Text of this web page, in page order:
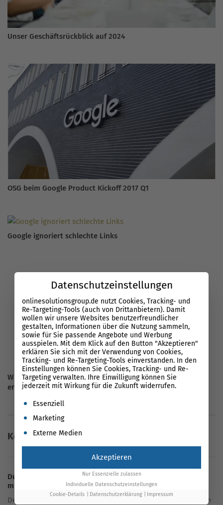
Unser Geschäftsrückblick auf 2024
OSG beim Google Product Kickoff 2017 Q1
Google ignoriert schlechte Links
Wie Sie Ihren Website-Traffic ohne Marketing-Aufwand
erhöhen
Keine Kommentare vorhanden
Du hast eine Frage oder eine Meinung zum Artikel? Teile sie
mit uns!
Deine E-Mail-Adresse wird nicht veröffentlicht. Erforderliche
Datenschutzeinstellungen
onlinesolutionsgroup.de nutzt Cookies, Tracking- und
Re-Targeting-Tools (auch von Drittanbietern). Damit
wollen wir unsere Websites benutzerfreundlicher
gestalten, Informationen über die Nutzung sammeln,
sowie für Sie passende Angebote und Werbung
ausspielen. Mit dem Klick auf den Button "Akzeptieren"
erklären Sie sich mit der Verwendung von Cookies,
Tracking- und Re-Targeting-Tools einverstanden. In den
Einstellungen können Sie Cookies, Tracking- und Re-
Targeting verwalten. Ihre Einwilligung können Sie
jederzeit mit Wirkung für die Zukunft widerrufen.
Es folgt eine Liste der Service-Gruppen, für die eine
Essenziell
Marketing
Externe Medien
Akzeptieren
Nur Essenzielle zulassen
Individuelle Datenschutzeinstellungen
Cookie-Details
Datenschutzerklärung Impressum